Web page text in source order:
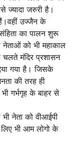
ज्यादा जरुरी है।
उज्जैन के
संहिता का पालन शुरू
को भी महाकाल
चलते मंदिर प्रशासन
गया है। जिसके
की तरह ही
गर्भगृह के बाहर से
नेता को वीआईपी
लिए भी आम लोगो के